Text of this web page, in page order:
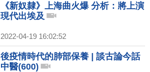
《新奴隸》上海曲火爆 分析：將上演
現代出埃及
2022-04-19 16:02:52
後疫情時代的肺部保養 | 談古論今話
中醫(600)